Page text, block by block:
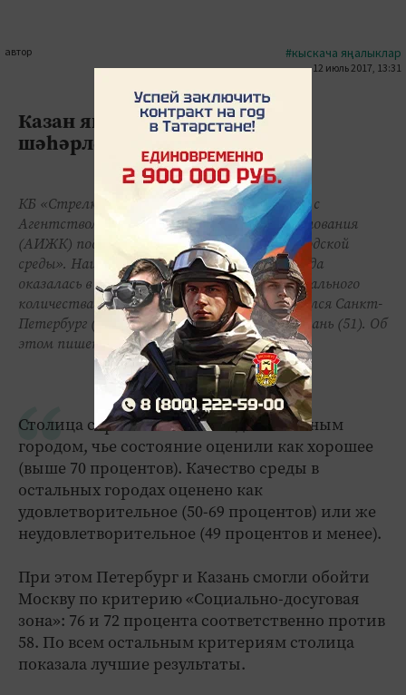
автор #кыскача яңалыклар
12 июль 2017, 13:31
Казан яшәү өчен иң уңайлы
шәһәрләр өчлегенә керде
КБ «Стрелка» в рамках совместной работы с
Агентством ипотечного жилищного кредитования
(АИЖК) подготовило «Индекс качества городской
среды». Наиболее комфортной городская среда
оказалась в Москве (73 процента от максимального
количества баллов). На втором месте оказался Санкт-
Петербург (65 процентов), на третьем - Казань (51). Об
этом пишет газета «Известия».
Столица страны оказалась единственным
городом, чье состояние оценили как хорошее
(выше 70 процентов). Качество среды в
остальных городах оценено как
удовлетворительное (50-69 процентов) или же
неудовлетворительное (49 процентов и менее).
При этом Петербург и Казань смогли обойти
Москву по критерию «Социально-досуговая
зона»: 76 и 72 процента соответственно против
58. По всем остальным критериям столица
показала лучшие результаты.